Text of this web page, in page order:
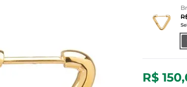
R$